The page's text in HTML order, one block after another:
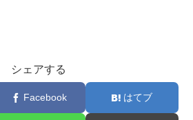
シェアする
Facebook はてブ